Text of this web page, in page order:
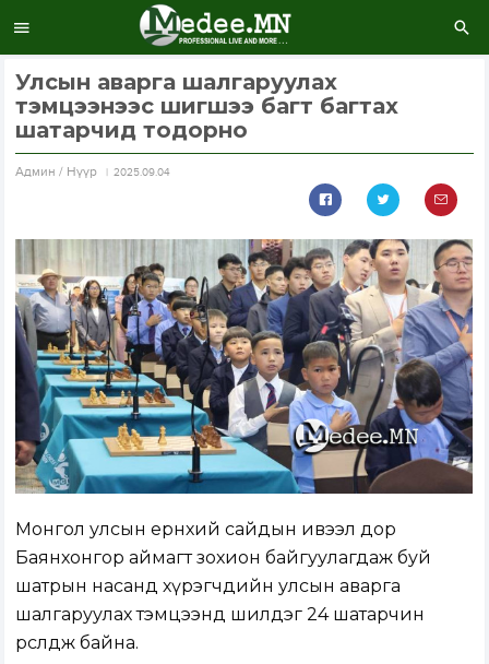
Улсын аварга шалгаруулах
тэмцээнээс шигшээ багт багтах
шатарчид тодорно
Aдмин / Нүүр 2025.09.04
Монгол улсын ерөнхий сайдын ивээл дор
Баянхонгор аймагт зохион байгуулагдаж буй
шатрын насанд хүрэгчдийн улсын аварга
шалгаруулах тэмцээнд шилдэг 24 шатарчин
өрсөлдөж байна.